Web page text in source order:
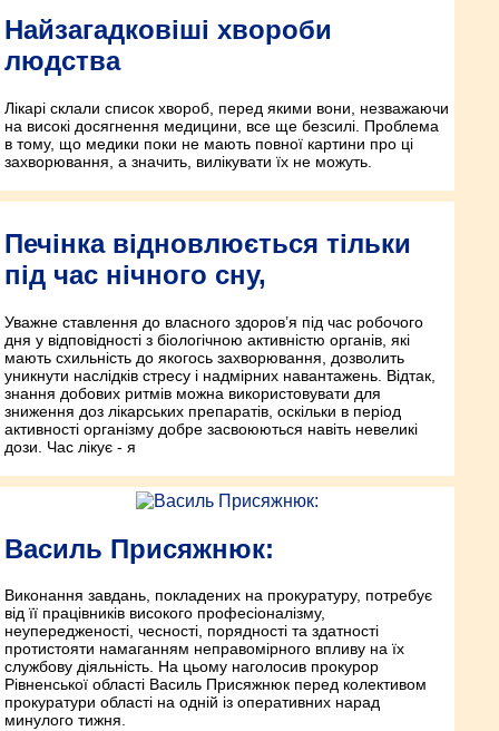
Найзагадковіші хвороби
людства
Лікарі склали список хвороб, перед якими вони, незважаючи
на високі досягнення медицини, все ще безсилі. Проблема
в тому, що медики поки не мають повної картини про ці
захворювання, а значить, вилікувати їх не можуть.
Печінка відновлюється тільки
під час нічного сну,
Уважне ставлення до власного здоров’я під час робочого
дня у відповідності з біологічною активністю органів, які
мають схильність до якогось захворювання, дозволить
уникнути наслідків стресу і надмірних навантажень. Відтак,
знання добових ритмів можна використовувати для
зниження доз лікарських препаратів, оскільки в період
активності організму добре засвоюються навіть невеликі
дози. Час лікує - я
Василь Присяжнюк:
Виконання завдань, покладених на прокуратуру, потребує
від її працівників високого професіоналізму,
неупередженості, чесності, порядності та здатності
протистояти намаганням неправомірного впливу на їх
службову діяльність. На цьому наголосив прокурор
Рівненської області Василь Присяжнюк перед колективом
прокуратури області на одній із оперативних нарад
минулого тижня.